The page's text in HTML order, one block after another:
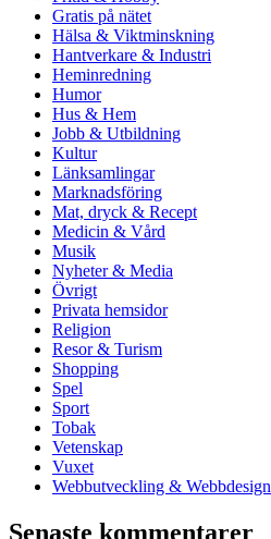
Gratis på nätet
Hälsa & Viktminskning
Hantverkare & Industri
Heminredning
Humor
Hus & Hem
Jobb & Utbildning
Kultur
Länksamlingar
Marknadsföring
Mat, dryck & Recept
Medicin & Vård
Musik
Nyheter & Media
Övrigt
Privata hemsidor
Religion
Resor & Turism
Shopping
Spel
Sport
Tobak
Vetenskap
Vuxet
Webbutveckling & Webbdesign
Senaste kommentarer